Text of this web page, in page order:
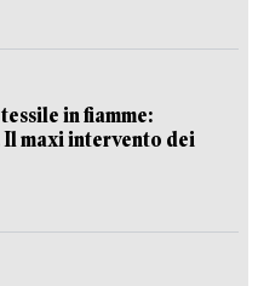
in fiamme:
maxi intervento dei